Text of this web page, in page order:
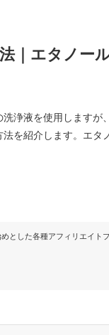
｜エタノー
浄液を使用しますが
を紹介します。エタ
とした各種アフィリエイト